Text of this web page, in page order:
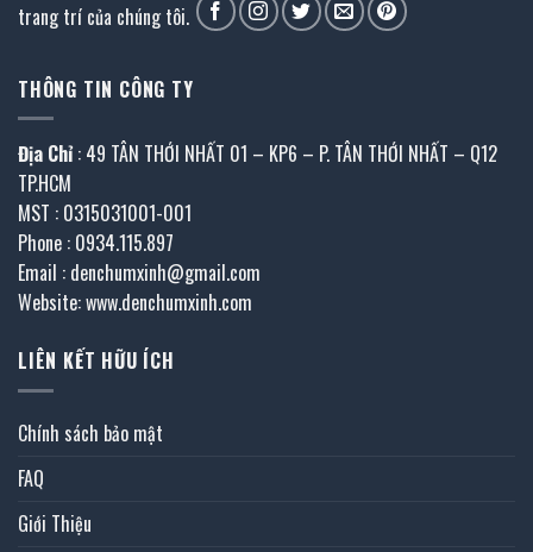
trang trí của chúng tôi.
THÔNG TIN CÔNG TY
Địa Chỉ : 49 TÂN THỚI NHẤT 01 – KP6 – P. TÂN THỚI NHẤT – Q12
TP.HCM
MST : 0315031001-001
Phone : 0934.115.897
Email : denchumxinh@gmail.com
Website: www.denchumxinh.com
LIÊN KẾT HỮU ÍCH
Chính sách bảo mật
FAQ
Giới Thiệu